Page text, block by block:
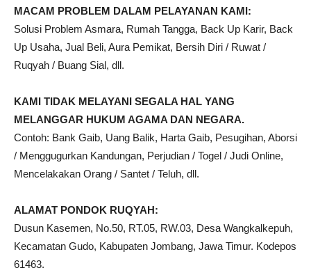
MACAM PROBLEM DALAM PELAYANAN KAMI:
Solusi Problem Asmara, Rumah Tangga, Back Up Karir, Back
Up Usaha, Jual Beli, Aura Pemikat, Bersih Diri / Ruwat /
Ruqyah / Buang Sial, dll.
KAMI TIDAK MELAYANI SEGALA HAL YANG
MELANGGAR HUKUM AGAMA DAN NEGARA.
Contoh: Bank Gaib, Uang Balik, Harta Gaib, Pesugihan, Aborsi
/ Menggugurkan Kandungan, Perjudian / Togel / Judi Online,
Mencelakakan Orang / Santet / Teluh, dll.
ALAMAT PONDOK RUQYAH:
Dusun Kasemen, No.50, RT.05, RW.03, Desa Wangkalkepuh,
Kecamatan Gudo, Kabupaten Jombang, Jawa Timur. Kodepos
61463.